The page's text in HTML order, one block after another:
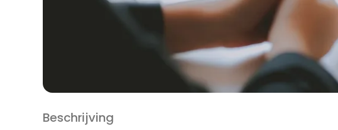
Beschrijving